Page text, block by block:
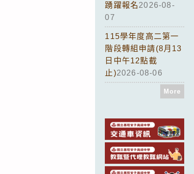
踴躍報名2026-08-
07
115學年度高二第一
階段轉組申請(8月13
日中午12點截
止)2026-08-06
More